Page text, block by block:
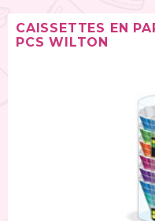
CAISSETTES EN
PCS WILTON